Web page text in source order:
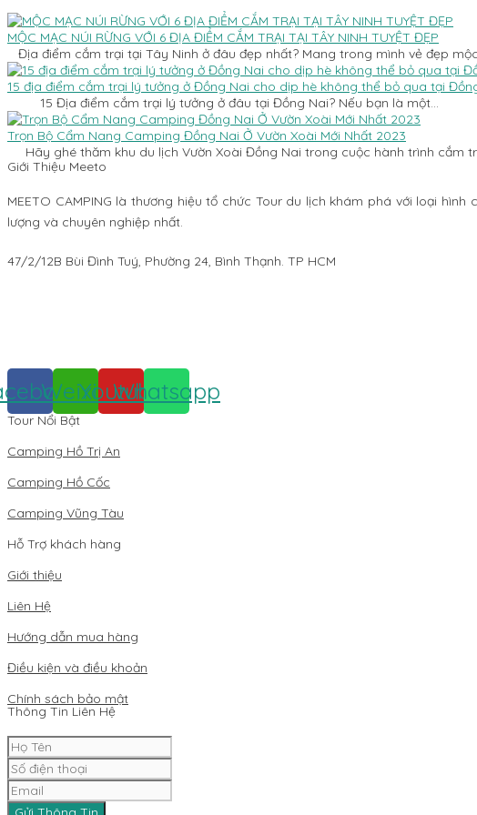
MỘC MẠC NÚI RỪNG VỚI 6 ĐỊA ĐIỂM CẮM TRẠI TẠI TÂY NINH TUYỆT ĐẸP
Địa điểm cắm trại tại Tây Ninh ở đâu đẹp nhất? Mang trong mình vẻ đẹp mộc
15 địa điểm cắm trại lý tưởng ở Đồng Nai cho dịp hè không thể bỏ qua tại
15 Địa điểm cắm trại lý tưởng ở đâu tại Đồng Nai? Nếu bạn là một…
Trọn Bộ Cẩm Nang Camping Đồng Nai Ở Vườn Xoài Mới Nhất 2023
Hãy ghé thăm khu du lịch Vườn Xoài Đồng Nai trong cuộc hành trình cắm
Giới Thiệu Meeto
MEETO CAMPING là thương hiệu tổ chức Tour du lịch khám phá với loại
lượng và chuyên nghiệp nhất.
47/2/12B Bùi Đình Tuý, Phường 24, Bình Thạnh. TP HCM
WeixinYoutube
Whatsapp
Tour Nổi Bật
Camping Hồ Trị An
Camping Hồ Cốc
Camping Vũng Tàu
Hỗ Trợ khách hàng
Giới thiệu
Liên Hệ
Hướng dẫn mua hàng
Điều kiện và điều khoản
Chính sách bảo mật
Thông Tin Liên Hệ